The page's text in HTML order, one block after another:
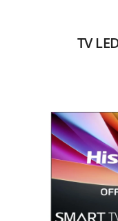
TV